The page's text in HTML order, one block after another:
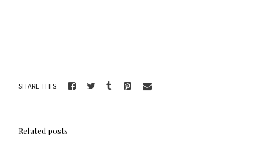
SHARE THIS:
Related posts